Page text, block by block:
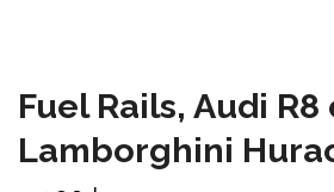
Fuel Rails, Audi R8
Lamborghini